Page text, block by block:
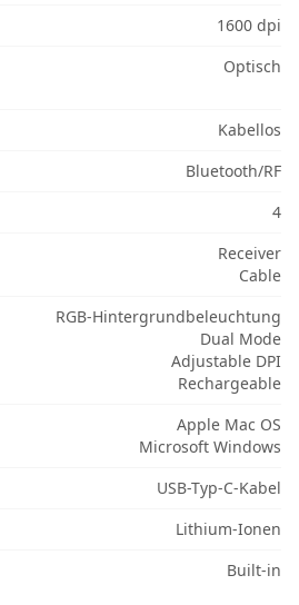
1600 dpi
Optisch
Kabellos
Bluetooth/RF
4
Receiver
Cable
RGB-Hintergrundbeleuchtung
Dual Mode
Adjustable DPI
Rechargeable
Apple Mac OS
Microsoft Windows
USB-Typ-C-Kabel
Lithium-Ionen
Built-in